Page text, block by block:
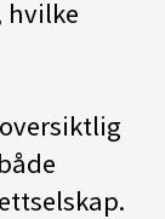
hvilke